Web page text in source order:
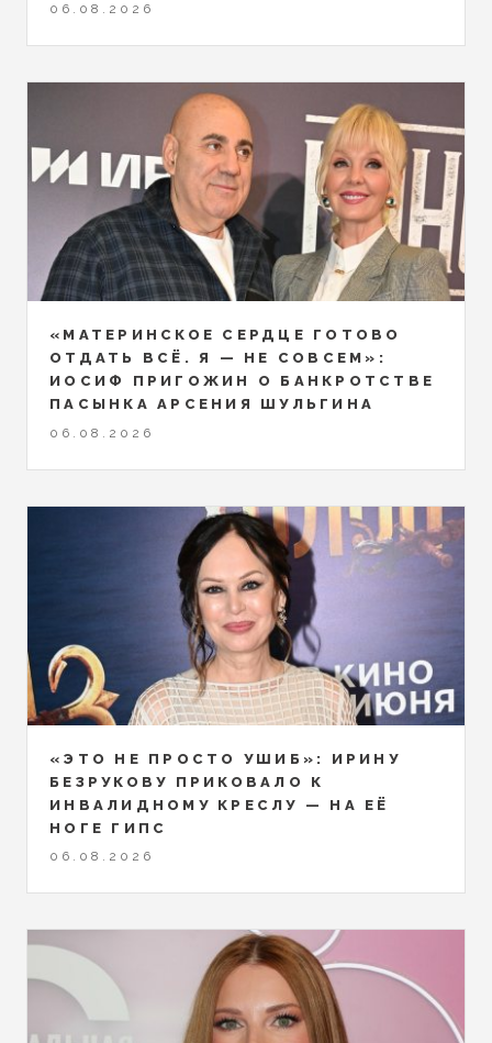
06.08.2026
«МАТЕРИНСКОЕ СЕРДЦЕ ГОТОВО
ОТДАТЬ ВСЁ. Я — НЕ СОВСЕМ»:
ИОСИФ ПРИГОЖИН О БАНКРОТСТВЕ
ПАСЫНКА АРСЕНИЯ ШУЛЬГИНА
06.08.2026
«ЭТО НЕ ПРОСТО УШИБ»: ИРИНУ
БЕЗРУКОВУ ПРИКОВАЛО К
ИНВАЛИДНОМУ КРЕСЛУ — НА ЕЁ
НОГЕ ГИПС
06.08.2026